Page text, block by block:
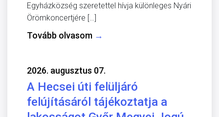
Egyházközség szeretettel hívja különleges Nyári
Örömkoncertjére […]
Tovább olvasom →
2026. augusztus 07.
A Hecsei úti felüljáró
felújításáról tájékoztatja a